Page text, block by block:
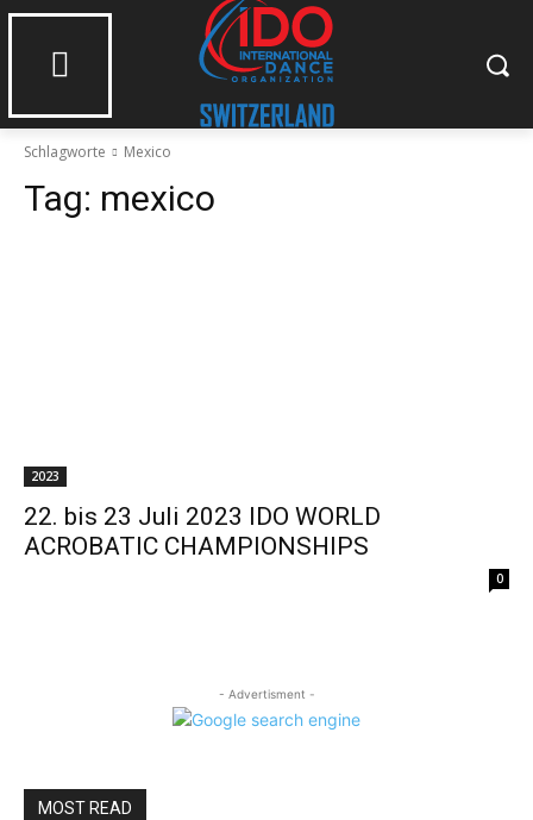
Schlagworte Mexico
Tag: mexico
2023
22. bis 23 Juli 2023 IDO WORLD
ACROBATIC CHAMPIONSHIPS
0
- Advertisment -
MOST READ